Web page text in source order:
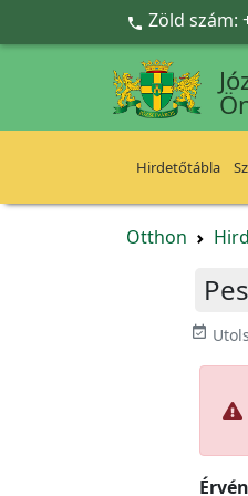
Ugrás a fő tartalomra
 Zöld szám:
Hirdetőtábla
Otthon
event_available